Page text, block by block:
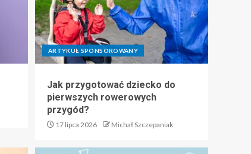
ARTYKUŁ SPONSOROWANY
Jak przygotować dziecko do
pierwszych rowerowych
przygód?
17 lipca 2026 Michał Szczepaniak